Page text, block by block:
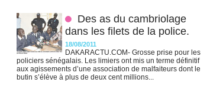
Des as du cambriolage
dans les filets de la police.
18/08/2011
DAKARACTU.COM- Grosse prise pour les
policiers sénégalais. Les limiers ont mis un terme définitif
aux agissements d’une association de malfaiteurs dont le
butin s’élève à plus de deux cent millions...